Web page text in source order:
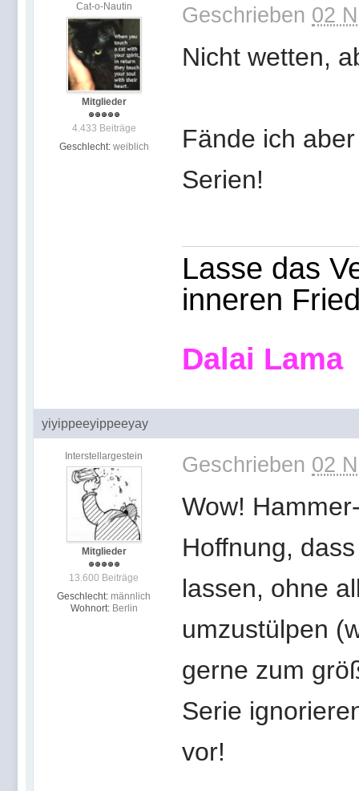
Cat-o-Nautin
Mitglieder
4.433 Beiträge
Geschlecht: weiblich
Geschrieben 02
Nicht wetten,
Fände ich
Serien!
Lasse das
inneren
Dalai Lama
yiyippeeyippeeyay
Interstellargestein
Mitglieder
13.600 Beiträge
Geschlecht: männlich
Wohnort: Berlin
Geschrieben 02
Wow!
Hoffnung,
lassen, ohne
umzustülpen
gerne zum
Serie
vor!